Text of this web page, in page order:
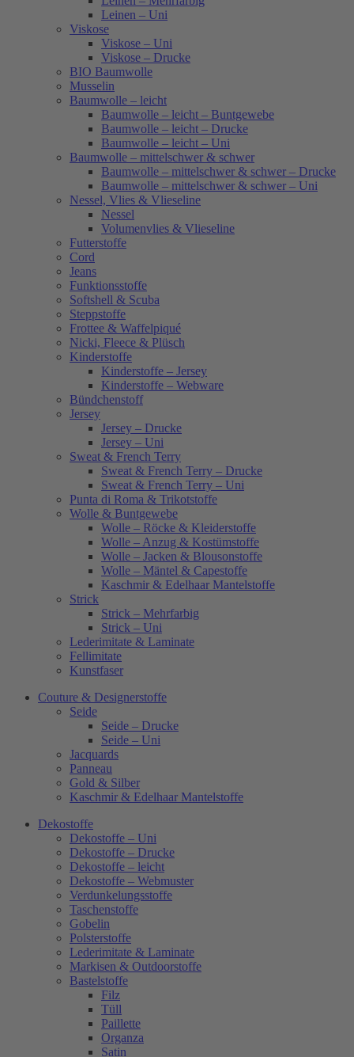
Leinen – Uni
Viskose
Viskose – Uni
Viskose – Drucke
BIO Baumwolle
Musselin
Baumwolle – leicht
Baumwolle – leicht – Buntgewebe
Baumwolle – leicht – Drucke
Baumwolle – leicht – Uni
Baumwolle – mittelschwer & schwer
Baumwolle – mittelschwer & schwer – Drucke
Baumwolle – mittelschwer & schwer – Uni
Nessel, Vlies & Vlieseline
Nessel
Volumenvlies & Vlieseline
Futterstoffe
Cord
Jeans
Funktionsstoffe
Softshell & Scuba
Steppstoffe
Frottee & Waffelpiqué
Nicki, Fleece & Plüsch
Kinderstoffe
Kinderstoffe – Jersey
Kinderstoffe – Webware
Bündchenstoff
Jersey
Jersey – Drucke
Jersey – Uni
Sweat & French Terry
Sweat & French Terry – Drucke
Sweat & French Terry – Uni
Punta di Roma & Trikotstoffe
Wolle & Buntgewebe
Wolle – Röcke & Kleiderstoffe
Wolle – Anzug & Kostümstoffe
Wolle – Jacken & Blousonstoffe
Wolle – Mäntel & Capestoffe
Kaschmir & Edelhaar Mantelstoffe
Strick
Strick – Mehrfarbig
Strick – Uni
Lederimitate & Laminate
Fellimitate
Kunstfaser
Couture & Designerstoffe
Seide
Seide – Drucke
Seide – Uni
Jacquards
Panneau
Gold & Silber
Kaschmir & Edelhaar Mantelstoffe
Dekostoffe
Dekostoffe – Uni
Dekostoffe – Drucke
Dekostoffe – leicht
Dekostoffe – Webmuster
Verdunkelungsstoffe
Taschenstoffe
Gobelin
Polsterstoffe
Lederimitate & Laminate
Markisen & Outdoorstoffe
Bastelstoffe
Filz
Tüll
Paillette
Organza
Satin